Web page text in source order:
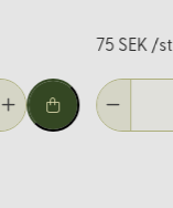
75 SEK /st